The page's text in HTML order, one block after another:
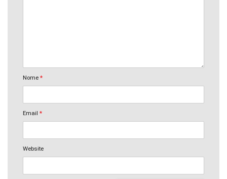
Nome *
Email *
Website